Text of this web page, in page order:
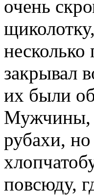
очень
закрывал
их были
Мужчины,
рубахи,
повсюду,